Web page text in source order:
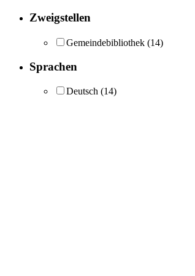
Zweigstellen
Gemeindebibliothek (14)
Sprachen
Deutsch (14)